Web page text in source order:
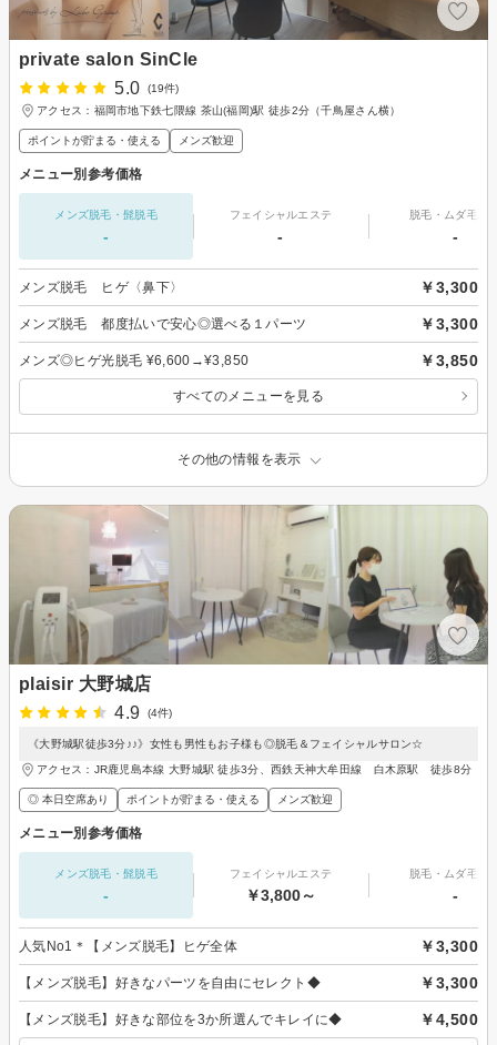
private salon SinCle
5.0
(19件)
アクセス：福岡市地下鉄七隈線 茶山(福岡)駅 徒歩2分（千鳥屋さん横）
ポイントが貯まる・使える メンズ歓迎
メニュー別参考価格
メンズ脱毛・髭脱毛
-
フェイシャルエステ
-
脱毛・ムダ毛処
-
メンズ脱毛 ヒゲ〈鼻下〉 ￥3,300
メンズ脱毛 都度払いで安心◎選べる１パーツ ￥3,300
メンズ◎ヒゲ光脱毛 ¥6,600→¥3,850 ￥3,850
すべてのメニューを見る
その他の情報を表示
plaisir 大野城店
4.9
(4件)
《大野城駅徒歩3分♪♪》女性も男性もお子様も◎脱毛＆フェイシャルサロン☆
アクセス：JR鹿児島本線 大野城駅 徒歩3分、西鉄天神大牟田線 白木原駅 徒歩8分
◎ 本日空席あり ポイントが貯まる・使える メンズ歓迎
メニュー別参考価格
メンズ脱毛・髭脱毛
-
フェイシャルエステ
￥3,800～
脱毛・ムダ毛処
-
人気No1＊【メンズ脱毛】ヒゲ全体 ￥3,300
【メンズ脱毛】好きなパーツを自由にセレクト◆ ￥3,300
【メンズ脱毛】好きな部位を3か所選んでキレイに◆ ￥4,500